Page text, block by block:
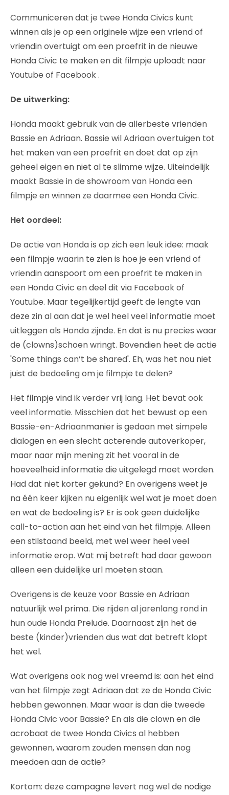
Communiceren dat je twee Honda Civics kunt
winnen als je op een originele wijze een vriend of
vriendin overtuigt om een proefrit in de nieuwe
Honda Civic te maken en dit filmpje uploadt naar
Youtube of Facebook .
De uitwerking:
Honda maakt gebruik van de allerbeste vrienden
Bassie en Adriaan. Bassie wil Adriaan overtuigen tot
het maken van een proefrit en doet dat op zijn
geheel eigen en niet al te slimme wijze. Uiteindelijk
maakt Bassie in de showroom van Honda een
filmpje en winnen ze daarmee een Honda Civic.
Het oordeel:
De actie van Honda is op zich een leuk idee: maak
een filmpje waarin te zien is hoe je een vriend of
vriendin aanspoort om een proefrit te maken in
een Honda Civic en deel dit via Facebook of
Youtube. Maar tegelijkertijd geeft de lengte van
deze zin al aan dat je wel heel veel informatie moet
uitleggen als Honda zijnde. En dat is nu precies waar
de (clowns)schoen wringt. Bovendien heet de actie
'Some things can’t be shared'. Eh, was het nou niet
juist de bedoeling om je filmpje te delen?
Het filmpje vind ik verder vrij lang. Het bevat ook
veel informatie. Misschien dat het bewust op een
Bassie-en-Adriaanmanier is gedaan met simpele
dialogen en een slecht acterende autoverkoper,
maar naar mijn mening zit het vooral in de
hoeveelheid informatie die uitgelegd moet worden.
Had dat niet korter gekund? En overigens weet je
na één keer kijken nu eigenlijk wel wat je moet doen
en wat de bedoeling is? Er is ook geen duidelijke
call-to-action aan het eind van het filmpje. Alleen
een stilstaand beeld, met wel weer heel veel
informatie erop. Wat mij betreft had daar gewoon
alleen een duidelijke url moeten staan.
Overigens is de keuze voor Bassie en Adriaan
natuurlijk wel prima. Die rijden al jarenlang rond in
hun oude Honda Prelude. Daarnaast zijn het de
beste (kinder)vrienden dus wat dat betreft klopt
het wel.
Wat overigens ook nog wel vreemd is: aan het eind
van het filmpje zegt Adriaan dat ze de Honda Civic
hebben gewonnen. Maar waar is dan die tweede
Honda Civic voor Bassie? En als die clown en die
acrobaat de twee Honda Civics al hebben
gewonnen, waarom zouden mensen dan nog
meedoen aan de actie?
Kortom: deze campagne levert nog wel de nodige